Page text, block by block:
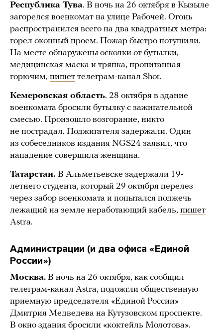
Республика Тува. В ночь на 26 октября в Кызыле
загорелся военкомат на улице Рабочей. Огонь
распространился всего на два квадратных метра:
горел оконный проем. Пожар быстро потушили.
На месте обнаружены осколки от бутылки,
медицинская маска и тряпка, пропитанная
горючим, пишет телеграм-канал Shot.
Кемеровская область. 28 октября в здание
военкомата бросили бутылку с зажигательной
смесью. Произошло возгорание, никто
не пострадал. Поджигателя задержали. Один
из собеседников издания NGS24 заявил, что
нападение совершила женщина.
Татарстан. В Альметьевске задержали 19-
летнего студента, который 29 октября перелез
через забор военкомата и попытался поджечь
лежащий на земле неработающий кабель, пишет
Astra.
Администрации (и два офиса «Единой
России»)
Москва. В ночь на 26 октября, как сообщил
телеграм-канал Astra, подожгли общественную
приемную председателя «Единой России»
Дмитрия Медведева на Кутузовском проспекте.
В окно здания бросили «коктейль Молотова».